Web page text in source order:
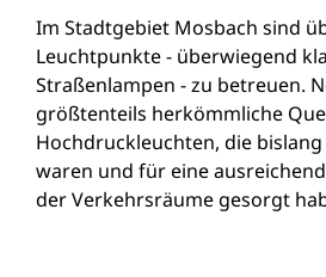
Im Stadtgebiet Mosbach sind
Leuchtpunkte - überwiegend
Straßenlampen - zu betreuen.
größtenteils herkömmliche
Hochdruckleuchten, die
waren und für eine
der Verkehrsräume gesorgt